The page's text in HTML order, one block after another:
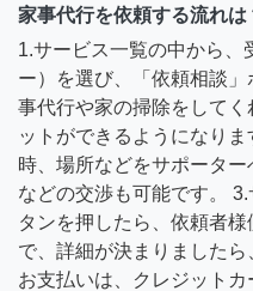
家事代行を依頼する流れは
1.サービス一覧の中から、
ー）を選び、「依頼相談
事代行や家の掃除をして
ットができるようになり
時、場所などをサポータ
などの交渉も可能です。
タンを押したら、依頼者
で、詳細が決まりましたら
お支払いは、クレジットカ